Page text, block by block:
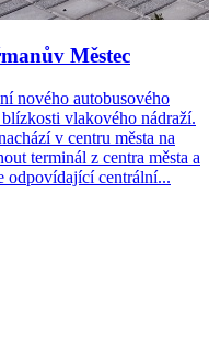
Městec
nového autobusového
vlakového nádraží.
v centru města na
terminál z centra města a
odpovídající centrální...